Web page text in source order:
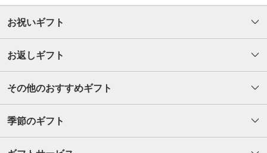
お祝いギフト
お返しギフト
その他のおすすめギフト
季節のギフト